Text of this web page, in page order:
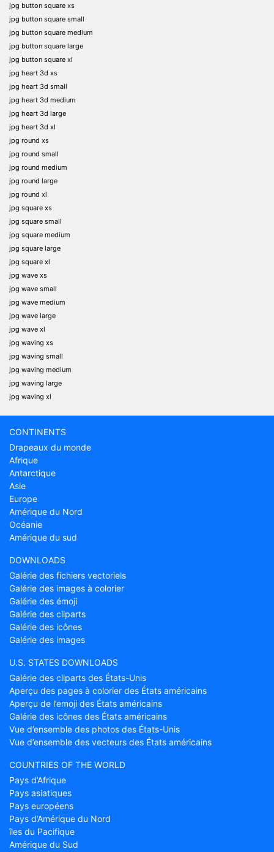
jpg button square xs
jpg button square small
jpg button square medium
jpg button square large
jpg button square xl
jpg heart 3d xs
jpg heart 3d small
jpg heart 3d medium
jpg heart 3d large
jpg heart 3d xl
jpg round xs
jpg round small
jpg round medium
jpg round large
jpg round xl
jpg square xs
jpg square small
jpg square medium
jpg square large
jpg square xl
jpg wave xs
jpg wave small
jpg wave medium
jpg wave large
jpg wave xl
jpg waving xs
jpg waving small
jpg waving medium
jpg waving large
jpg waving xl
CONTINENTS
Drapeaux du monde
Afrique
Antarctique
Asie
Europe
Amérique du Nord
Océanie
Amérique du sud
DOWNLOADS
Galérie des fichiers vectoriels
Galérie des images à colorier
Galérie des émoji
Galérie des cliparts
Galérie des icônes
Galérie des images
U.S. STATES DOWNLOADS
Galérie des cliparts des États-Unis
Aperçu des pages à colorier des États américains
Aperçu de l’emoji des États américains
Galérie des icônes des États américains
Vue d’ensemble des photos des États-Unis
Vue d’ensemble des vecteurs des États américains
COUNTRIES OF THE WORLD
Pays d’Afrique
Pays asiatiques
Pays européens
Pays d’Amérique du Nord
îles du Pacifique
Amérique du Sud